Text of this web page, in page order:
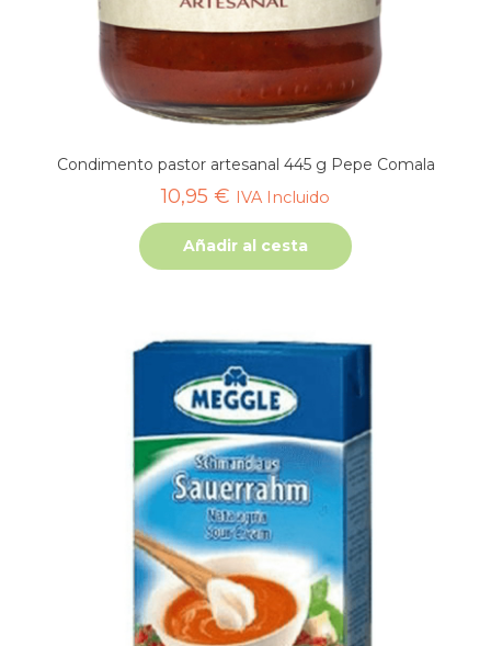
Condimento pastor artesanal 445 g Pepe Comala
10,95 € IVA Incluido
Añadir al cesta